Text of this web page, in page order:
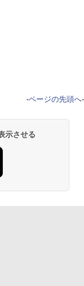
-ページの先頭へ-
示させる